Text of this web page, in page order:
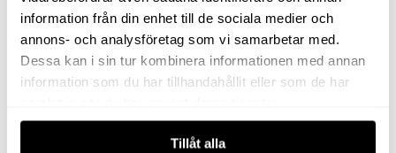
information från din enhet till de sociala medier och
annons- och analysföretag som vi samarbetar med.
Dessa kan i sin tur kombinera informationen med annan
information som du har tillhandahållit eller som de har
Tillåt alla
Golv- & Kombinationsmunstycke
Munstycke
Motor
Reservdelar dammsugare
Rör & handtag
Uppsamlingspåsar